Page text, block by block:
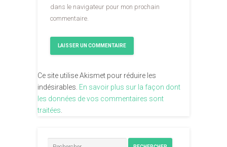
dans le navigateur pour mon prochain
commentaire.
Ce site utilise Akismet pour réduire les
indésirables. En savoir plus sur la façon dont
les données de vos commentaires sont
traitées.